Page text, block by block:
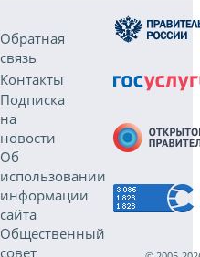
Обратная
связь
Контакты
Подписка
на
новости
Об
использовании
информации
сайта
Общественный
совет